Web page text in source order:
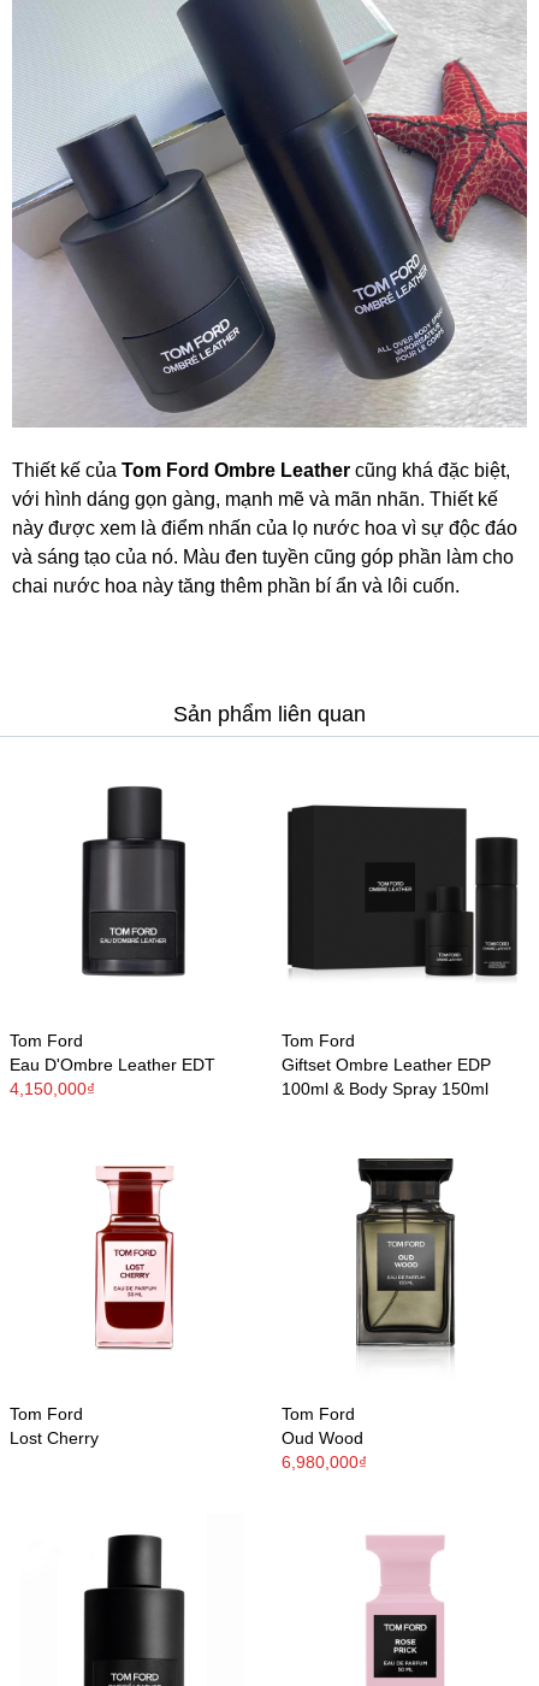
Thiết kế của Tom Ford Ombre Leather cũng khá đặc biệt,
với hình dáng gọn gàng, mạnh mẽ và mãn nhãn. Thiết kế
này được xem là điểm nhấn của lọ nước hoa vì sự độc đáo
và sáng tạo của nó. Màu đen tuyền cũng góp phần làm cho
chai nước hoa này tăng thêm phần bí ẩn và lôi cuốn.
Sản phẩm liên quan
Tom Ford
Eau D'Ombre Leather EDT
4,150,000₫
Tom Ford
Giftset Ombre Leather EDP
100ml & Body Spray 150ml
Tom Ford
Lost Cherry
Tom Ford
Oud Wood
6,980,000₫